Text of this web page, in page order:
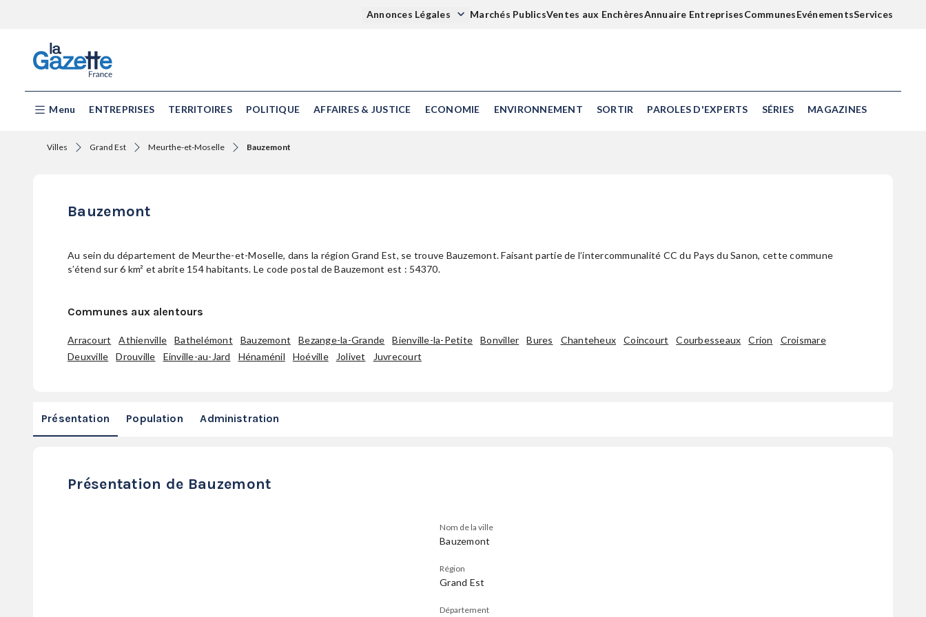
Annonces Légales Marchés PublicsVentes aux EnchèresAnnuaire EntreprisesCommunesEvénementsServices
Menu ENTREPRISES TERRITOIRES POLITIQUE AFFAIRES & JUSTICE ECONOMIE ENVIRONNEMENT SORTIR PAROLES D'EXPERTS SÉRIES MAGAZINES
Villes Grand Est Meurthe-et-Moselle Bauzemont
Bauzemont
Au sein du département de Meurthe-et-Moselle, dans la région Grand Est, se trouve Bauzemont. Faisant partie de l’intercommunalité CC du Pays du Sanon, cette commune
s’étend sur 6 km² et abrite 154 habitants. Le code postal de Bauzemont est : 54370.
Communes aux alentours
Arracourt Athienville Bathelémont Bauzemont Bezange-la-Grande Bienville-la-Petite Bonviller Bures Chanteheux Coincourt Courbesseaux Crion
Croismare
Deuxville
Drouville Einville-au-Jard Hénaménil Hoéville Jolivet Juvrecourt
Présentation Population Administration
Présentation de Bauzemont
Nom de la ville
Bauzemont
Région
Grand Est
Département